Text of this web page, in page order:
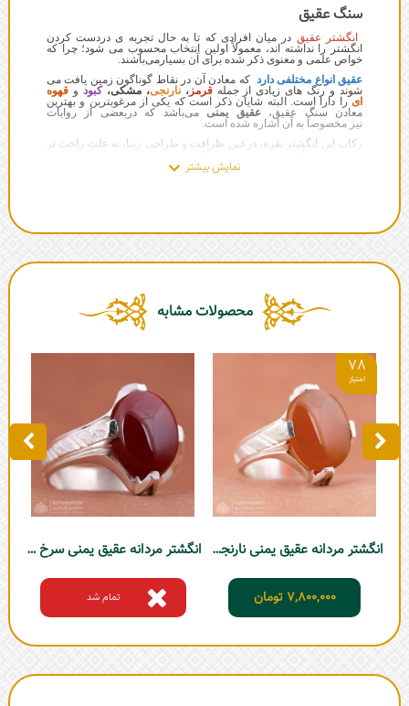
سنگ عقیق
انگشتر عقیق در میان افرادی که تا به حال تجربه ی دردست کردن
انگشتر را نداشته اند، معمولاً اولین انتخاب محسوب می شود؛ چرا که
خواص علمی و معنوی ذکر شده برای آن بسیارمی‌باشند.
عقیق انواع مختلفی دارد که معادن آن در نقاط گوناگون زمین یافت می
شوند و رنگ های زیادی از جملهقرمز،نارنجی، مشکی، کبود و قهوه
ایرا دارا است. البته شایان ذکر است که یکی از مرغوبترین و بهترین
معادن سنگ عقیق،عقیق یمنیمی‌باشد که دربعضی از روایات
نیز مخصوصاَ به آن اشاره شده است.
رکاب این انگشتر نقره، درعین ظرافت و طراحی زیبا، به علت راحت تر
و این امر سبب پرفروش شدن این مدل انگشتر ها شده است!
محصولات مشابه
78
انگشتر مردانه عقیق یمنی نارنجی چهارچنگ
7,800,000 تومان
انگشتر مردانه عقیق یمنی سرخ چهارچنگ
تمام شد